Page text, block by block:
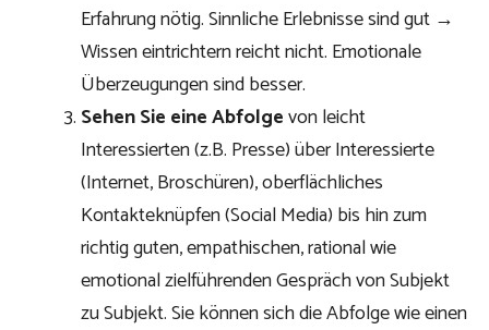
Erfahrung nötig. Sinnliche Erlebnisse sind gut →
Wissen eintrichtern reicht nicht. Emotionale
Überzeugungen sind besser.
Sehen Sie eine Abfolgevon leicht
Interessierten (z.B. Presse) über Interessierte
(Internet, Broschüren), oberflächliches
Kontakteknüpfen (Social Media) bis hin zum
richtig guten, empathischen, rational wie
emotional zielführenden Gespräch von Subjekt
zu Subjekt. Sie können sich die Abfolge wie einen